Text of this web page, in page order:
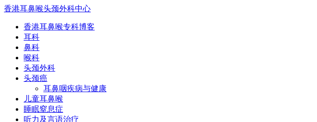
香港耳鼻喉头颈外科中心
香港耳鼻喉专科博客
耳科
鼻科
喉科
头颈外科
头颈癌
耳鼻咽疾病与健康
儿童耳鼻喉
睡眠窒息症
听力及言语治疗